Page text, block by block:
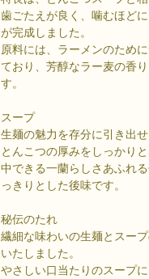
歯ごたえが良く、噛むほど
が完成しました。
原料には、ラーメンのため
ており、芳醇なラー麦の香
す。
スープ
生麺の魅力を存分に引き出
とんこつの厚みをしっかり
中できる一蘭らしさあふれ
っきりとした後味です。
秘伝のたれ
繊細な味わいの生麺とスー
いたしました。
やさしい口当たりのスープ